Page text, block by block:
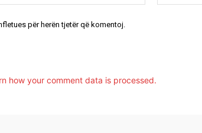
për herën tjetër që komentoj.
how your comment data is processed.